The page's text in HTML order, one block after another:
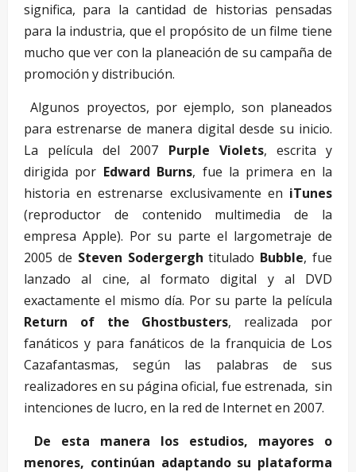
significa, para la cantidad de historias pensadas
para la industria, que el propósito de un filme tiene
mucho que ver con la planeación de su campaña de
promoción y distribución.
Algunos proyectos, por ejemplo, son planeados
para estrenarse de manera digital desde su inicio.
La película del 2007 Purple Violets, escrita y
dirigida por Edward Burns, fue la primera en la
historia en estrenarse exclusivamente en iTunes
(reproductor de contenido multimedia de la
empresa Apple). Por su parte el largometraje de
2005 de Steven Sodergergh titulado Bubble, fue
lanzado al cine, al formato digital y al DVD
exactamente el mismo día. Por su parte la película
Return of the Ghostbusters, realizada por
fanáticos y para fanáticos de la franquicia de Los
Cazafantasmas, según las palabras de sus
realizadores en su página oficial, fue estrenada, sin
intenciones de lucro, en la red de Internet en 2007.
De esta manera los estudios, mayores o
menores, continúan adaptando su plataforma